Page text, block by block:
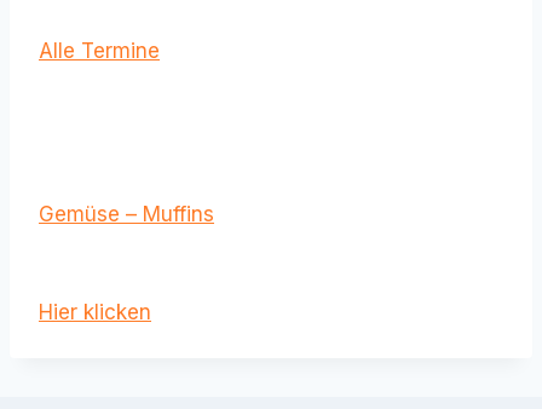
Alle Termine
Gemüse – Muffins
Hier klicken